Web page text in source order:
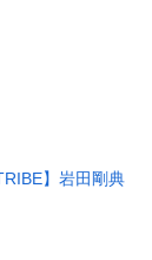
】岩田剛典